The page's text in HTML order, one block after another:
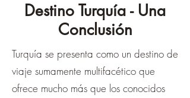
Destino Turquía - Una
Conclusión
Turquía se presenta como un destino de
viaje sumamente multifacético que
ofrece mucho más que los conocidos